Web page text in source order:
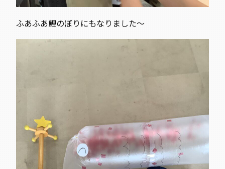
ふあふあ鯉のぼり にもなりました〜